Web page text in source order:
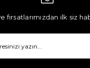
fırsatlarımızdan ilk siz